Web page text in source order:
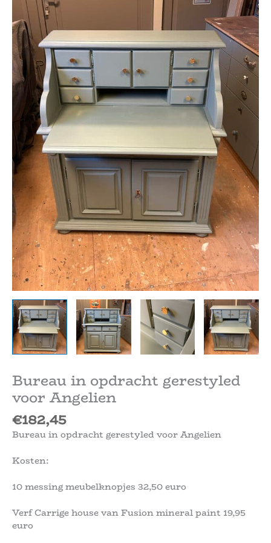
Bureau in opdracht gerestyled
voor Angelien
€182,45
Bureau in opdracht gerestyled voor Angelien
Kosten:
10 messing meubelknopjes 32,50 euro
Verf Carrige house van Fusion mineral paint 19,95
euro